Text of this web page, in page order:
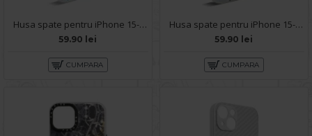
Husa spate pentru iPhone 15- Rizz case
59.90 lei
CUMPARA
Husa spate pentru iPhone 15- Bozo case Alb
59.90 lei
CUMPARA